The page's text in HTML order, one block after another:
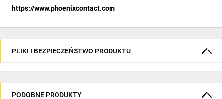
https://www.phoenixcontact.com
PLIKI I BEZPIECZEŃSTWO PRODUKTU
PODOBNE PRODUKTY